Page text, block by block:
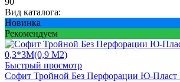
Вид каталога:
Новинка
Рекомендуем
Быстрый просмотр
Софит Тройной Без Перфорации Ю-Пласт